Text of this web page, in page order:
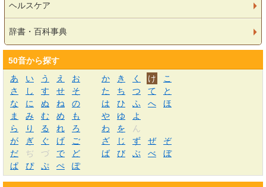
ヘルスケア
辞書・百科事典
50音から探す
あ
い う え お か き く け
こ
さ
し す せ そ た ち つ て
と
な
に ぬ ね の は ひ ふ へ
ほ
ま
み む め も や ゆ
よ
ら
り る れ ろ わ を
ん
が
ぎ ぐ げ ご ざ じ ず ぜ
ぞ
だ
ぢ づ で ど ば び ぶ べ
ぼ
ぱ
ぴ ぷ ぺ ぽ